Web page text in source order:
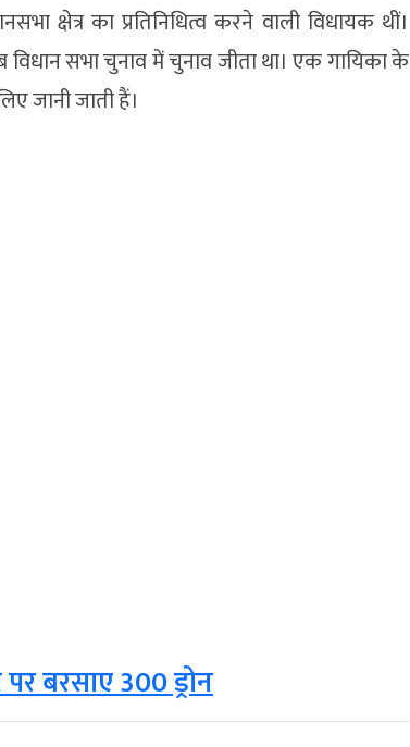
क्षेत्र का प्रतिनिधित्व करने वाली विधायक थीं।
सभा चुनाव में चुनाव जीता था। एक गायिका के
जानी जाती हैं।
बरसाए 300 ड्रोन